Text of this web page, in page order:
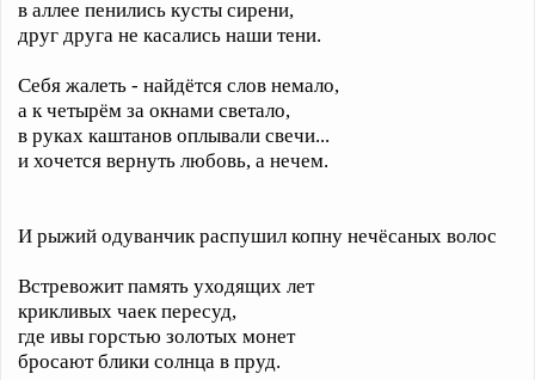
в аллее пенились кусты сирени,
друг друга не касались наши тени.
Себя жалеть - найдётся слов немало,
а к четырём за окнами светало,
в руках каштанов оплывали свечи...
и хочется вернуть любовь, а нечем.
И рыжий одуванчик распушил копну нечёсаных волос
Встревожит память уходящих лет
крикливых чаек пересуд,
где ивы горстью золотых монет
бросают блики солнца в пруд.